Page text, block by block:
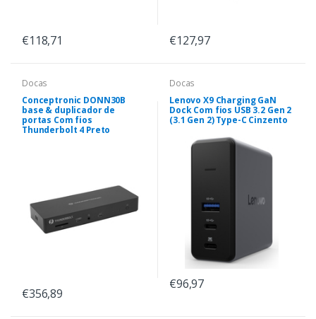
€118,71 €127,97
Docas
Conceptronic DONN30B
base & duplicador de
portas Com fios
Thunderbolt 4 Preto
€356,89
Docas
Lenovo X9 Charging GaN
Dock Com fios USB 3.2 Gen 2
(3.1 Gen 2) Type-C Cinzento
€96,97